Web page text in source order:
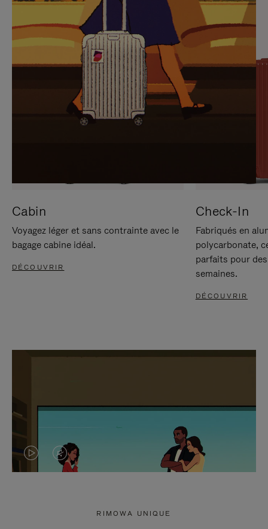
SUR
POUR
METTRE
PAUSE
VEUILLEZ
CLIQUER
POUR
RÉACTIVER
LE
SON
Cabin
Voyagez léger et sans contrainte avec le
bagage cabine idéal.
DÉCOUVRIR
Check-In
Fabriqués en
polycarbonate,
parfaits pour
semaines.
DÉCOUVRIR
LA LE
RIMOWA UNIQUE